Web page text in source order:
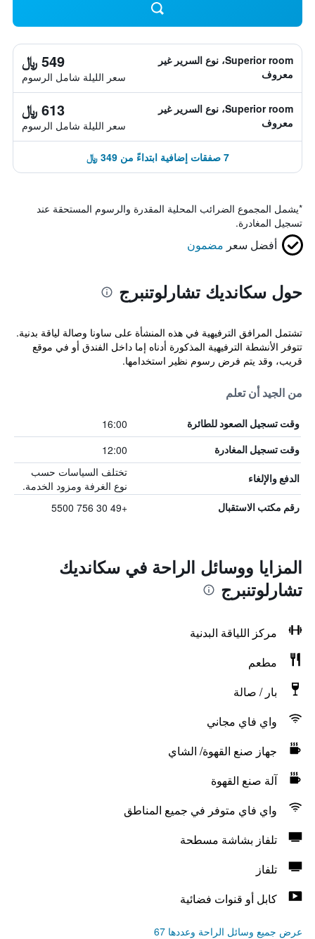
Superior room، نوع السرير غير
معروف
549 ﷼
سعر الليلة شامل الرسوم
Superior room، نوع السرير غير
معروف
613 ﷼
سعر الليلة شامل الرسوم
7 صفقات إضافية ابتداءً من 349 ﷼
*يشمل المجموع الضرائب المحلية المقدرة والرسوم المستحقة عند
تسجيل المغادرة.
أفضل سعر مضمون
حول سكانديك تشارلوتنبرج
تشتمل المرافق الترفيهية في هذه المنشأة على ساونا وصالة لياقة بدنية.
تتوفر الأنشطة الترفيهية المذكورة أدناه إما داخل الفندق أو في موقع
قريب، وقد يتم فرض رسوم نظير استخدامها.
من الجيد أن تعلم
وقت تسجيل الصعود للطائرة 16:00
وقت تسجيل المغادرة 12:00
الدفع والإلغاء
تختلف السياسات حسب
نوع الغرفة ومزود الخدمة.
رقم مكتب الاستقبال +49 30 756 5500
المزايا ووسائل الراحة في سكانديك
تشارلوتنبرج
مركز اللياقة البدنية
مطعم
بار / صالة
واي فاي مجاني
جهاز صنع القهوة/ الشاي
آلة صنع القهوة
واي فاي متوفر في جميع المناطق
تلفاز بشاشة مسطحة
تلفاز
كابل أو قنوات فضائية
عرض جميع وسائل الراحة وعددها 67